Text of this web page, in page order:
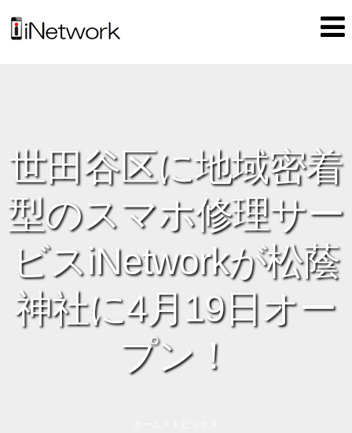
世田谷区に地域密着
型のスマホ修理サー
ビスiNetworkが松蔭
神社に4月19日オー
プン！